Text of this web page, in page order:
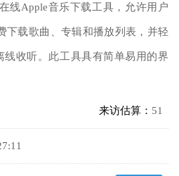
线Apple音乐下载工具，允许用户
下载歌曲、专辑和播放列表，并轻
线收听。此工具具有简单易用的界
来访估算： 51